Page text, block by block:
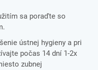
sa poraďte so
ústnej hygieny a pri
počas 14 dní 1-2x
zubnej